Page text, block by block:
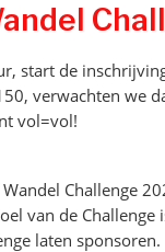
start de
verwachten we
vol=vol!
Challenge
van de
laten